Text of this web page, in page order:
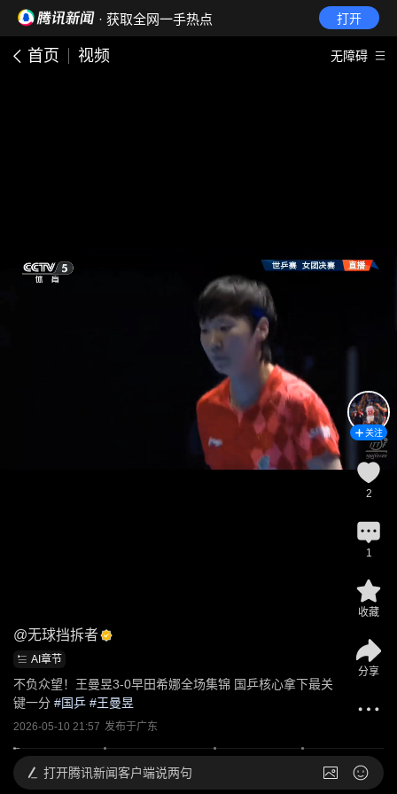
· 获取全网一手热点 打开
首页 视频 无障碍
@无球挡拆者
AI章节
不负众望！王曼昱3-0早田希娜全场集锦 国乒核心拿下最关
键一分 #国乒 #王曼昱
2026-05-10 21:57 发布于广东
关注
2
1
收藏
分享
打开腾讯新闻客户端说两句